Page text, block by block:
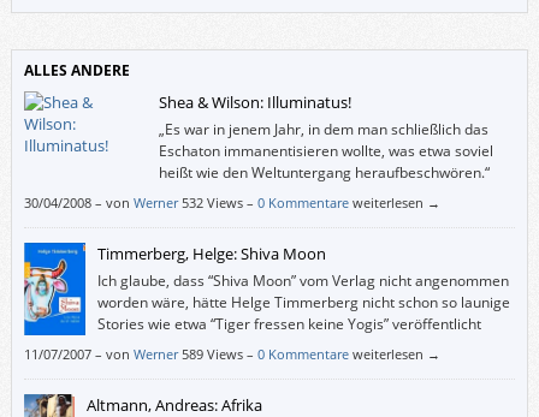
ALLES ANDERE
Shea & Wilson: Illuminatus!
„Es war in jenem Jahr, in dem man schließlich das
Eschaton immanentisieren wollte, was etwa soviel
heißt wie den Weltuntergang heraufbeschwören.“
30/04/2008– von Werner 532 Views – 0 Kommentare weiterlesen →
Timmerberg, Helge: Shiva Moon
Ich glaube, dass “Shiva Moon” vom Verlag nicht angenommen
worden wäre, hätte Helge Timmerberg nicht schon so launige
Stories wie etwa “Tiger fressen keine Yogis” veröffentlicht
gehabt.
11/07/2007– von Werner 589 Views – 0 Kommentare weiterlesen →
Altmann, Andreas: Afrika